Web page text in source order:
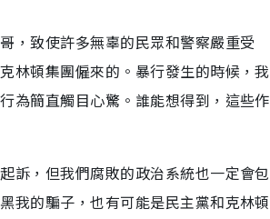
，致使許多無辜的民眾和警察嚴重受
林頓集團僱來的。暴行發生的時候，我
為簡直觸目心驚。誰能想得到，這些作
訴，但我們腐敗的政治系統也一定會包
我的騙子，也有可能是民主黨和克林頓